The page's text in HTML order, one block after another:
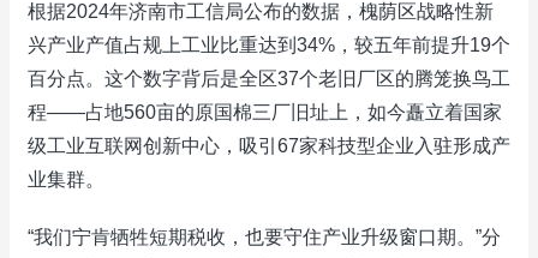
根据2024年济南市工信局公布的数据，槐荫区战略性新
兴产业产值占规上工业比重达到34%，较五年前提升19个
百分点。这个数字背后是全区37个老旧厂区的腾笼换鸟工
程——占地560亩的原国棉三厂旧址上，如今矗立着国家
级工业互联网创新中心，吸引67家科技型企业入驻形成产
业集群。
“我们宁肯牺牲短期税收，也要守住产业升级窗口期。”分